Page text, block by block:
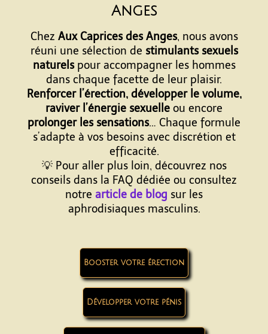
Anges
Chez Aux Caprices des Anges, nous avons
réuni une sélection de stimulants sexuels
naturelspour accompagner les hommes
dans chaque facette de leur plaisir.
Renforcer l’érection, développer le volume,
raviver l’énergie sexuelle ou encore
prolonger les sensations… Chaque formule
s’adapte à vos besoins avec discrétion et
efficacité.
💡 Pour aller plus loin, découvrez nos
conseils dans la FAQ dédiée ou consultez
notre article de blog sur les
aphrodisiaques masculins.
Booster votre érection
Développer votre pénis